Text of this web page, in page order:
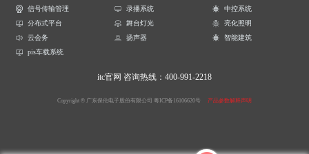
信号传输管理
录播系统
中控系统
分布式平台
舞台灯光
亮化照明
云会务
扬声器
智能建筑
pis车载系统
itc官网 咨询热线：400-991-2218
Copyright © 广东保伦电子股份有限公司 粤ICP备16106620号 产品参数解释声明